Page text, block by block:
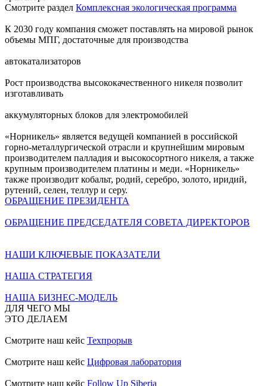
Смотрите раздел Комплексная экологическая программа
К 2030 году компания сможет поставлять на мировой рынок
объемы МПГ, достаточные для производства
автокатализаторов
Рост производства высококачественного никеля позволит
изготавливать
аккумуляторных блоков для электромобилей
«Норникель» является ведущей компанией в российской
горно-металлургической отрасли и крупнейшим мировым
производителем палладия и высокосортного никеля, а также
крупным производителем платины и меди. «Норникель»
также производит кобальт, родий, серебро, золото, иридий,
рутений, селен, теллур и серу.
ОБРАЩЕНИЕ ПРЕЗИДЕНТА
ОБРАЩЕНИЕ ПРЕДСЕДАТЕЛЯ СОВЕТА ДИРЕКТОРОВ
НАШИ КЛЮЧЕВЫЕ ПОКАЗАТЕЛИ
НАША СТРАТЕГИЯ
НАША БИЗНЕС-МОДЕЛЬ
ДЛЯ ЧЕГО МЫ
ЭТО ДЕЛАЕМ
Смотрите наш кейс Техпрорыв
Смотрите наш кейс Цифровая лаборатория
Смотрите наш кейс Follow Up Siberia